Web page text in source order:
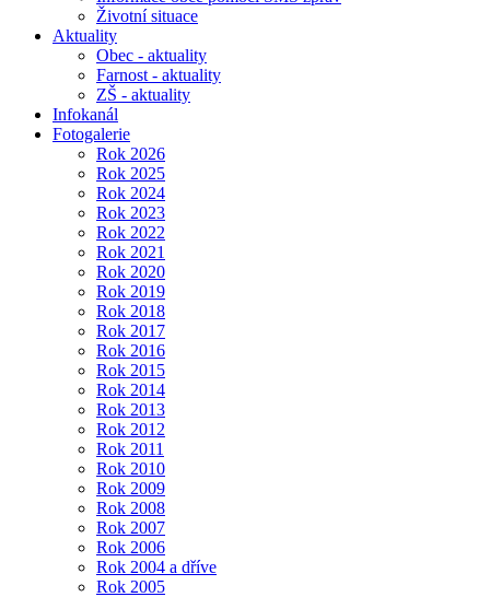
Životní situace
Aktuality
Obec - aktuality
Farnost - aktuality
ZŠ - aktuality
Infokanál
Fotogalerie
Rok 2026
Rok 2025
Rok 2024
Rok 2023
Rok 2022
Rok 2021
Rok 2020
Rok 2019
Rok 2018
Rok 2017
Rok 2016
Rok 2015
Rok 2014
Rok 2013
Rok 2012
Rok 2011
Rok 2010
Rok 2009
Rok 2008
Rok 2007
Rok 2006
Rok 2004 a dříve
Rok 2005